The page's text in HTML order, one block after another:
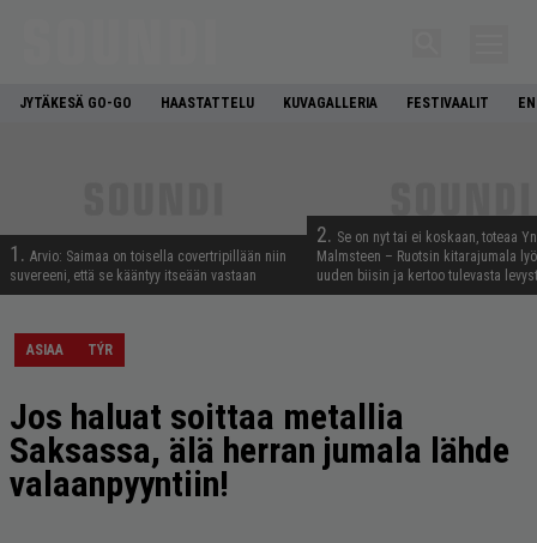
JYTÄKESÄ GO-GO HAASTATTELU KUVAGALLERIA FESTIVAALIT
1. Arvio: Saimaa on toisella covertripillään niin
suvereeni, että se kääntyy itseään vastaan
2. Se on nyt tai ei koskaan, toteaa
Malmsteen – Ruotsin kitarajumala
uuden biisin ja kertoo tulevasta
ASIAA TÝR
Jos haluat soittaa metallia
Saksassa, älä herran jumala lähde
valaanpyyntiin!